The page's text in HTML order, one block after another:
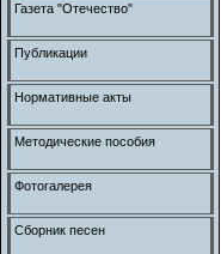
Газета "Отечество"
Публикации
Нормативные акты
Методические пособия
Фотогалерея
Сборник песен